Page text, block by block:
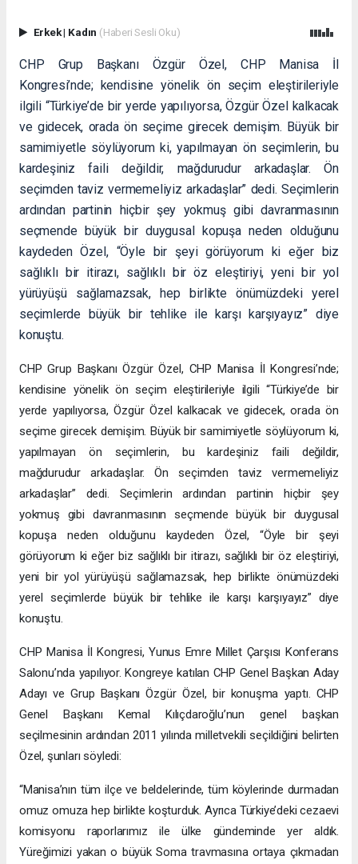
Erkek| Kadın (Haberi Sesli Oku)
CHP Grup Başkanı Özgür Özel, CHP Manisa İl
Kongresi’nde; kendisine yönelik ön seçim eleştirileriyle
ilgili “Türkiye’de bir yerde yapılıyorsa, Özgür Özel kalkacak
ve gidecek, orada ön seçime girecek demişim. Büyük bir
samimiyetle söylüyorum ki, yapılmayan ön seçimlerin, bu
kardeşiniz faili değildir, mağdurudur arkadaşlar. Ön
seçimden taviz vermemeliyiz arkadaşlar” dedi. Seçimlerin
ardından partinin hiçbir şey yokmuş gibi davranmasının
seçmende büyük bir duygusal kopuşa neden olduğunu
kaydeden Özel, “Öyle bir şeyi görüyorum ki eğer biz
sağlıklı bir itirazı, sağlıklı bir öz eleştiriyi, yeni bir yol
yürüyüşü sağlamazsak, hep birlikte önümüzdeki yerel
seçimlerde büyük bir tehlike ile karşı karşıyayız” diye
konuştu.
CHP Grup Başkanı Özgür Özel, CHP Manisa İl Kongresi’nde;
kendisine yönelik ön seçim eleştirileriyle ilgili “Türkiye’de bir
yerde yapılıyorsa, Özgür Özel kalkacak ve gidecek, orada ön
seçime girecek demişim. Büyük bir samimiyetle söylüyorum ki,
yapılmayan ön seçimlerin, bu kardeşiniz faili değildir,
mağdurudur arkadaşlar. Ön seçimden taviz vermemeliyiz
arkadaşlar” dedi. Seçimlerin ardından partinin hiçbir şey
yokmuş gibi davranmasının seçmende büyük bir duygusal
kopuşa neden olduğunu kaydeden Özel, “Öyle bir şeyi
görüyorum ki eğer biz sağlıklı bir itirazı, sağlıklı bir öz eleştiriyi,
yeni bir yol yürüyüşü sağlamazsak, hep birlikte önümüzdeki
yerel seçimlerde büyük bir tehlike ile karşı karşıyayız” diye
konuştu.
CHP Manisa İl Kongresi, Yunus Emre Millet Çarşısı Konferans
Salonu’nda yapılıyor. Kongreye katılan CHP Genel Başkan Aday
Adayı ve Grup Başkanı Özgür Özel, bir konuşma yaptı. CHP
Genel Başkanı Kemal Kılıçdaroğlu’nun genel başkan
seçilmesinin ardından 2011 yılında milletvekili seçildiğini belirten
Özel, şunları söyledi:
“Manisa’nın tüm ilçe ve beldelerinde, tüm köylerinde durmadan
omuz omuza hep birlikte koşturduk. Ayrıca Türkiye’deki cezaevi
komisyonu raporlarımız ile ülke gündeminde yer aldık.
Yüreğimizi yakan o büyük Soma travmasına ortaya çıkmadan